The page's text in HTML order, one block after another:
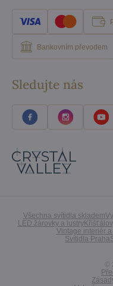
Bankovním převodem
Sledujte nás
Všechna svítidla skladem
LED žárovky a lustry
Vintage interiér
Svítidla Praha
©